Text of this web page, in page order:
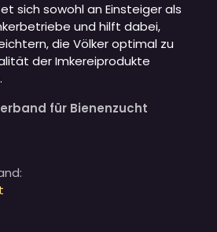
sich sowohl an Einsteiger als
und hilft dabei,
die Völker optimal zu
der Imkereiprodukte
für Bienenzucht